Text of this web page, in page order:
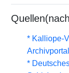
* Kalliope-
*